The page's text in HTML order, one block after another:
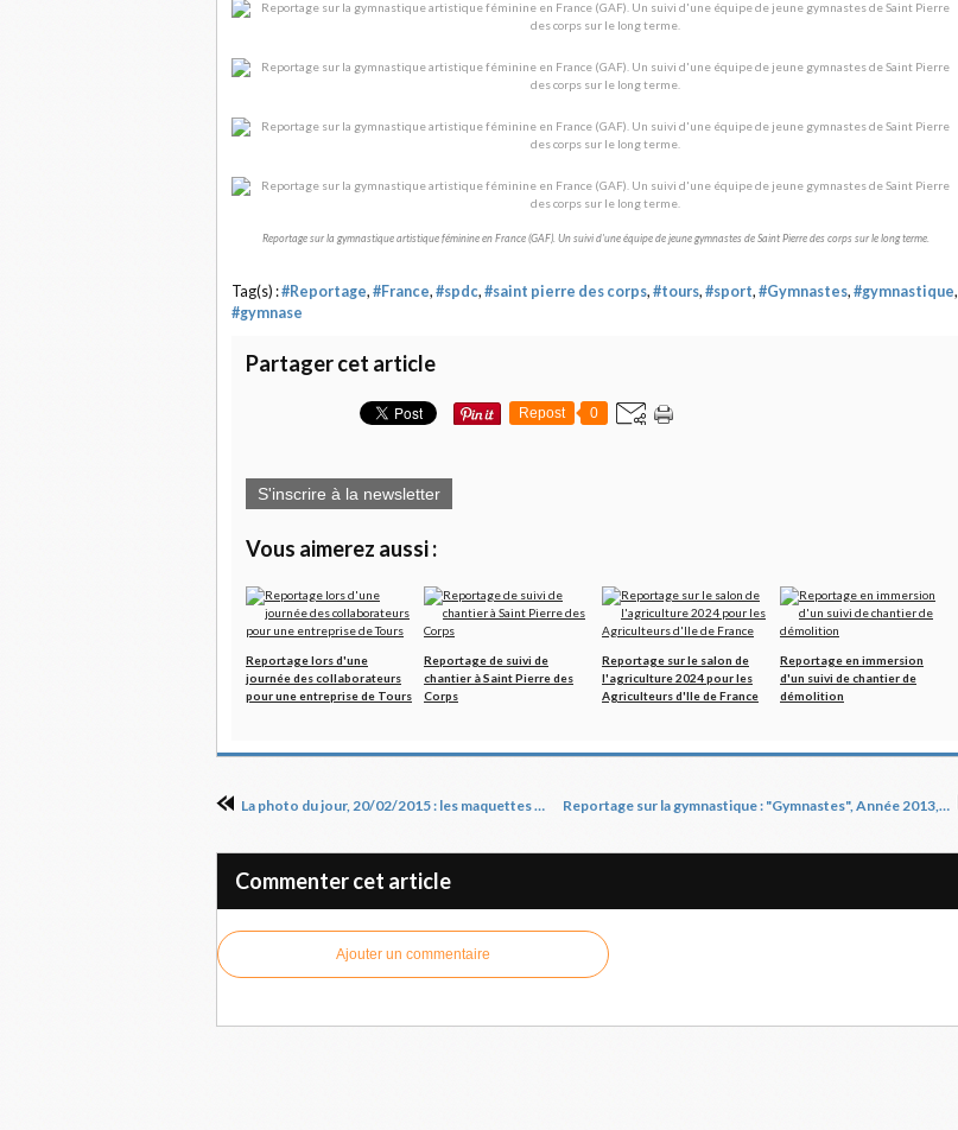
Reportage sur la gymnastique artistique féminine en France (GAF). Un suivi d'une équipe de jeune gymnastes de Saint Pierre des corps sur le long terme.
Tag(s) :#Reportage, #France, #spdc, #saint pierre des corps, #tours, #sport, #Gymnastes, #gymnastique,
#gymnase
Partager cet article
Repost 0
S'inscrire à la newsletter
Vous aimerez aussi :
Reportage lors d'une
journée des collaborateurs
pour une entreprise de Tours
Reportage de suivi de
chantier à Saint Pierre des
Corps
Reportage sur le salon de
l'agriculture 2024 pour les
Agriculteurs d'Ile de France
Reportage en immersion
d'un suivi de chantier de
démolition
La photo du jour, 20/02/2015 : les maquettes du clos Lucé #8 Reportage sur la gymnastique : "Gymnastes", Année 2013, le mois de Juin #7
Commenter cet article
Ajouter un commentaire